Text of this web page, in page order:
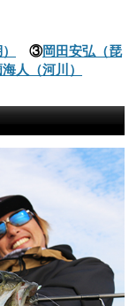
③岡田安弘（琵
人（河川）